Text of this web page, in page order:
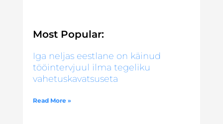
Most Popular:
Iga neljas eestlane on käinud
tööintervjuul ilma tegeliku
vahetuskavatsuseta
Read More »